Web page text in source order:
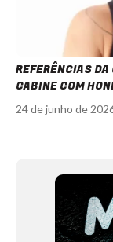
REFERÊNCIAS
CABINE COM
24 de junho de